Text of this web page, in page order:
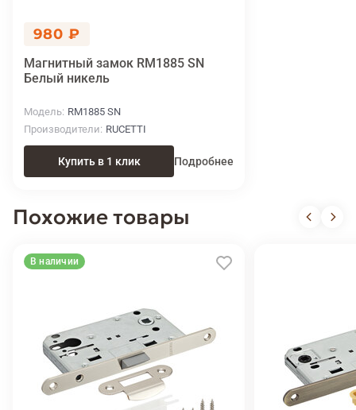
980 ₽
Магнитный замок RM1885 SN
Белый никель
Модель RM1885 SN
Производители RUCETTI
Купить в 1 клик Подробнее
Похожие товары
В наличии